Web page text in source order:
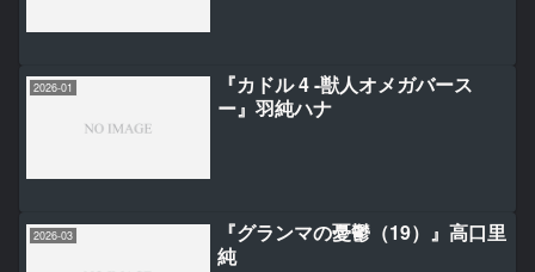
2026-01
『カドル 4 -獣人オメガバース
ー』羽純ハナ
2026-03
『グランマの憂鬱（19）』高口里
純